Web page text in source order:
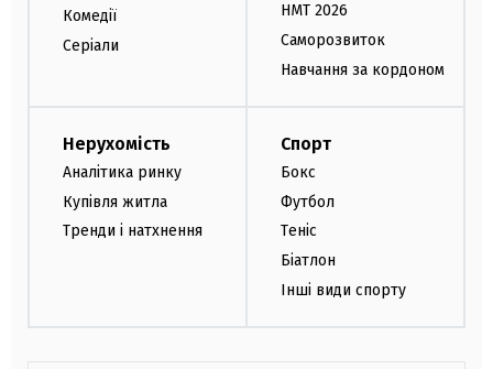
Комедії
Серіали
НМТ 2026
Саморозвиток
Навчання за кордоном
Нерухомість
Аналітика ринку
Купівля житла
Тренди і натхнення
Спорт
Бокс
Футбол
Теніс
Біатлон
Інші види спорту